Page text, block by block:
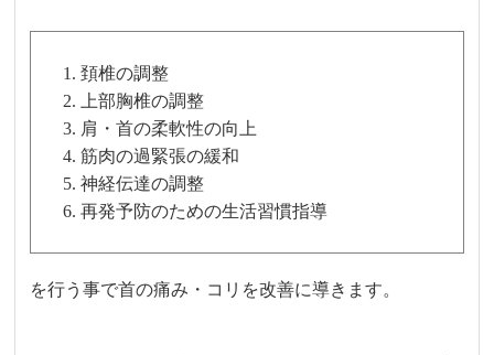
頚椎の調整
上部胸椎の調整
肩・首の柔軟性の向上
筋肉の過緊張の緩和
神経伝達の調整
再発予防のための生活習慣指導
を行う事で首の痛み・コリを改善に導きます。